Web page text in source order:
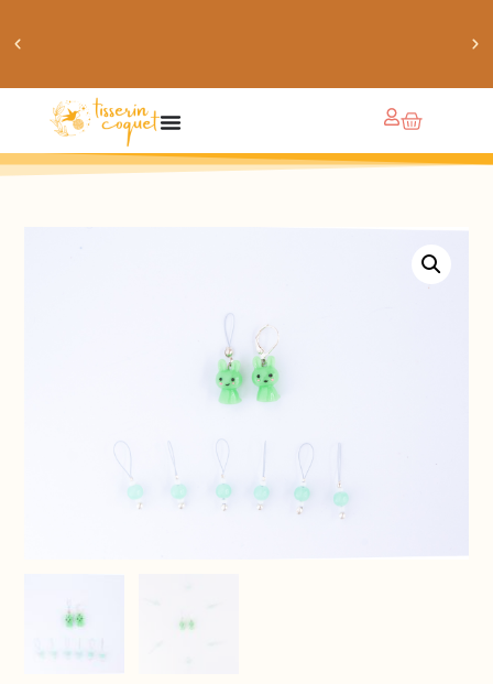
obtiens 20% de réduction sur ton prochain achat de